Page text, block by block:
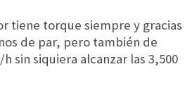
tiene torque siempre y gracias
de par, pero también de
sin siquiera alcanzar las 3,500